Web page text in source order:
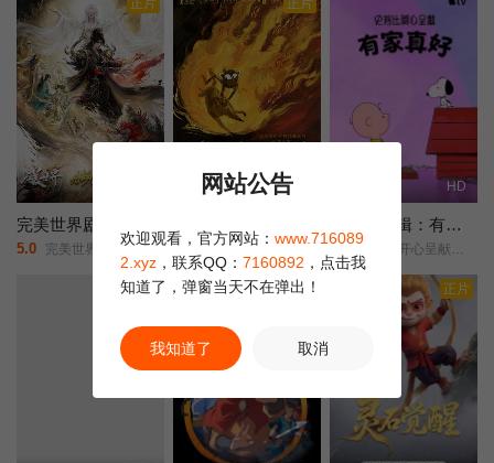
正片
5.0 完美世界/剧场版之九劫焚天/完美世界之九劫焚天/完美世界剧场版/第二部/Perfect World Movie: Nine Tribulations Incinerate the Heavens/Perfect World Movie: Nine Calamities Burning Heaven/
正片
更新HD
6.0 A Story About Fire/
HD
史努比特辑：有家真好
3.0 史诺比开心呈献：在家千日好(港)/
正片 正片
网站公告
欢迎观看，官方网站： www.716089
2.xyz ，联系QQ： 7160892 ，点击我
知道了，弹窗当天不在弹出！
我知道了 取消